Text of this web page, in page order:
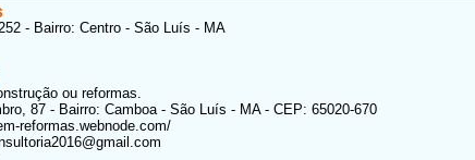
- Bairro: Centro - São Luís - MA
ou reformas.
87 - Bairro: Camboa - São Luís - MA - CEP: 65020-670
reformas.webnode.com/